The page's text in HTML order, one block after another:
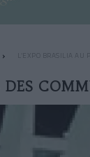
L’EXPO BRASILIA AU
DES